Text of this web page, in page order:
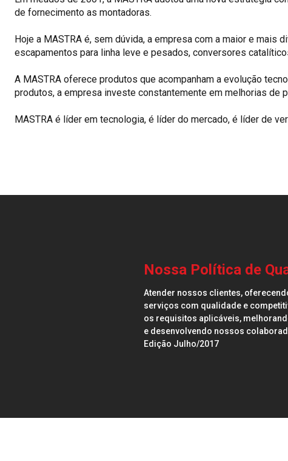
de fornecimento as montadoras.
Hoje a MASTRA é, sem dúvida, a empresa com a maior e
escapamentos para linha leve e pesados, conversores
A MASTRA oferece produtos que acompanham a evolução
produtos, a empresa investe constantemente em melhorias
MASTRA é líder em tecnologia, é líder do mercado, é líder de
Nossa Política de
Atender nossos clientes,
serviços com qualidade e
os requisitos aplicáveis,
e desenvolvendo nossos
Edição Julho/2017